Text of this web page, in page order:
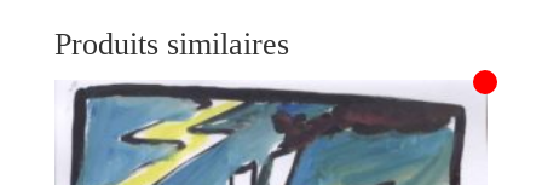
Produits similaires